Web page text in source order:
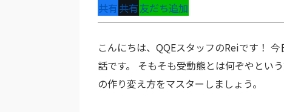
共有共有友だち追加
こんにちは、QQEスタッフのReiです！
話です。 そもそも受動態とは何ぞやとい
の作り変え方をマスターしましょう。